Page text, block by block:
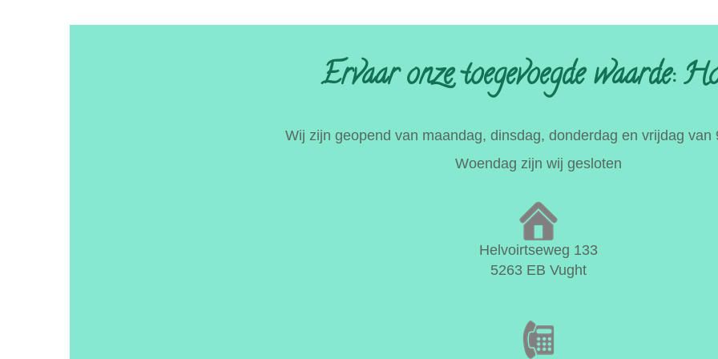
Ervaar onze toegevoegde waarde:
Wij zijn geopend van maandag, dinsdag, donderdag en vrijdag van
Woendag zijn wij gesloten
Helvoirtseweg 133
5263 EB Vught